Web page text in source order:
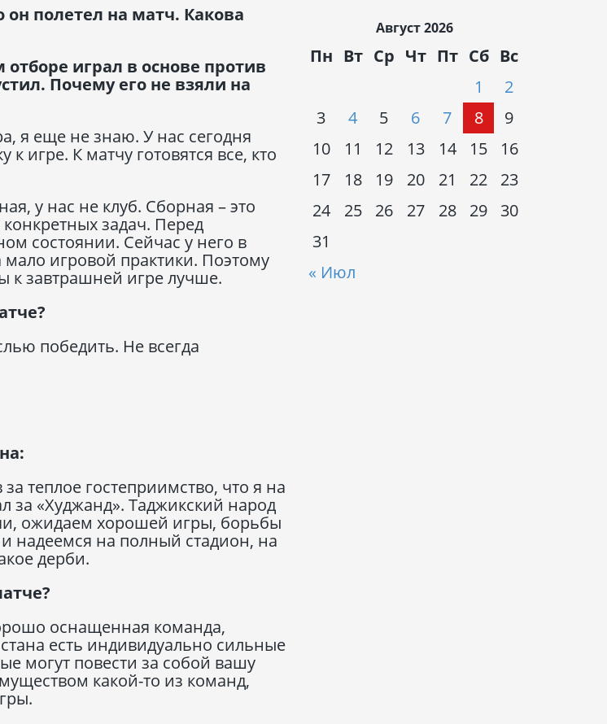
полетел на матч. Какова
играл в основе против
Почему его не взяли на
я еще не знаю. У нас сегодня
игре. К матчу готовятся все, кто
у нас не клуб. Сборная – это
задач. Перед
состоянии. Сейчас у него в
игровой практики. Поэтому
к завтрашней игре лучше.
победить. Не всегда
теплое гостеприимство, что я на
за «Худжанд». Таджикский народ
ожидаем хорошей игры, борьбы
надеемся на полный стадион, на
дерби.
оснащенная команда,
есть индивидуально сильные
могут повести за собой вашу
какой-то из команд,
Август 2026
Пн Вт Ср Чт Пт Сб Вс
« Июл
1
2
3
4 5 6 7 8
9
10
11 12 13 14 15
16
17
18 19 20 21 22
23
24
25 26 27 28 29
30
31